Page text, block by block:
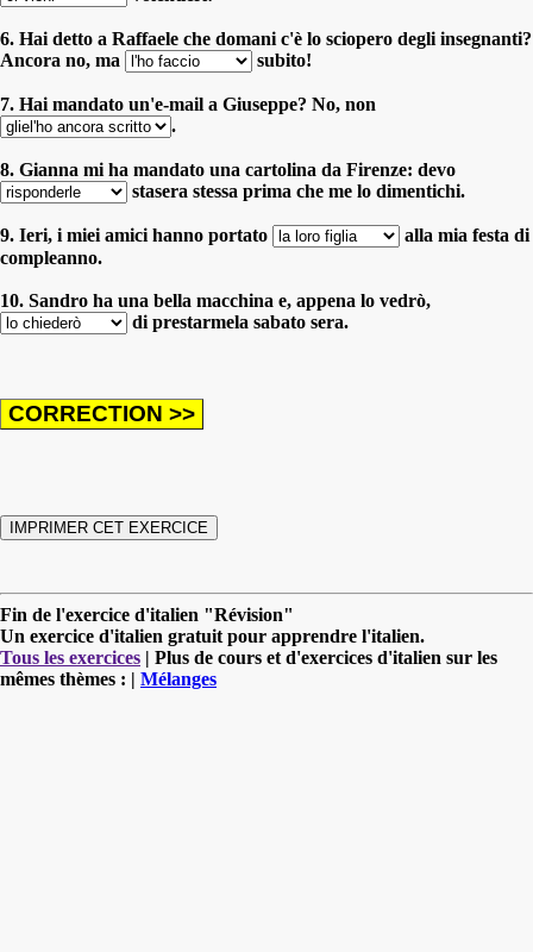
6. Hai detto a Raffaele che domani c'è lo sciopero degli insegnanti?
Ancora no, ma
subito!
7. Hai mandato un'e-mail a Giuseppe? No, non
.
8. Gianna mi ha mandato una cartolina da Firenze: devo
stasera stessa prima che me lo dimentichi.
9. Ieri, i miei amici hanno portato
alla mia festa di
compleanno.
10. Sandro ha una bella macchina e, appena lo vedrò,
di prestarmela sabato sera.
Fin de l'exercice d'italien "Révision"
Un exercice d'italien gratuit pour apprendre l'italien.
Tous les exercices | Plus de cours et d'exercices d'italien sur les
mêmes thèmes : | Mélanges